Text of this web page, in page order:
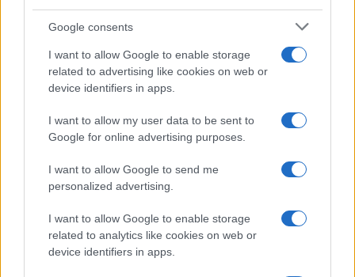
Google consents
I want to allow Google to enable storage
related to advertising like cookies on web or
device identifiers in apps.
I want to allow my user data to be sent to
Google for online advertising purposes.
I want to allow Google to send me
personalized advertising.
I want to allow Google to enable storage
related to analytics like cookies on web or
device identifiers in apps.
(EQPAY)
Bitcoin
(BTC)
$64,535.00
VNST Stablecoin
(VNST)
$0.000040
$1,901.66
Tether